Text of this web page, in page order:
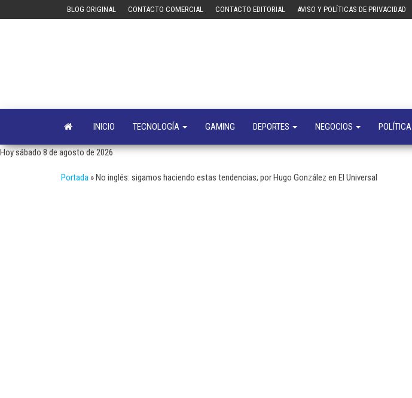
BLOG ORIGINAL CONTACTO COMERCIAL CONTACTO EDITORIAL AVISO Y POLÍTICAS DE PRIVACIDAD
INICIO TECNOLOGÍA GAMING DEPORTES NEGOCIOS POLÍTICA
Hoy sábado 8 de agosto de 2026
Portada »No inglés: sigamos haciendo estas tendencias; por Hugo González en El Universal